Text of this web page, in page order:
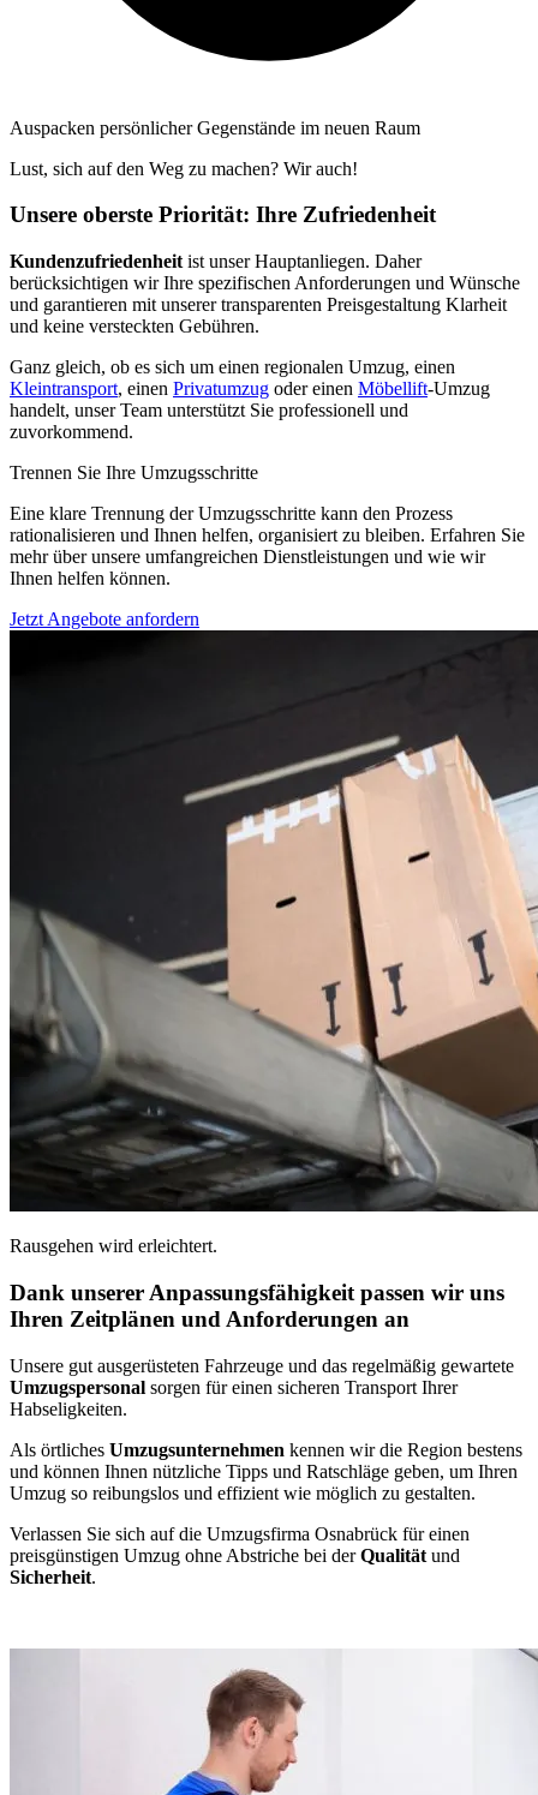
Auspacken persönlicher Gegenstände im neuen Raum
Lust, sich auf den Weg zu machen? Wir auch!
Unsere oberste Priorität: Ihre Zufriedenheit
Kundenzufriedenheit ist unser Hauptanliegen. Daher
berücksichtigen wir Ihre spezifischen Anforderungen und Wünsche
und garantieren mit unserer transparenten Preisgestaltung Klarheit
und keine versteckten Gebühren.
Ganz gleich, ob es sich um einen regionalen Umzug, einen
Kleintransport, einen Privatumzug oder einen Möbellift-Umzug
handelt, unser Team unterstützt Sie professionell und
zuvorkommend.
Trennen Sie Ihre Umzugsschritte
Eine klare Trennung der Umzugsschritte kann den Prozess
rationalisieren und Ihnen helfen, organisiert zu bleiben. Erfahren Sie
mehr über unsere umfangreichen Dienstleistungen und wie wir
Ihnen helfen können.
Jetzt Angebote anfordern
Rausgehen wird erleichtert.
Dank unserer Anpassungsfähigkeit passen wir uns
Ihren Zeitplänen und Anforderungen an
Unsere gut ausgerüsteten Fahrzeuge und das regelmäßig gewartete
Umzugspersonal sorgen für einen sicheren Transport Ihrer
Habseligkeiten.
Als örtliches Umzugsunternehmen kennen wir die Region bestens
und können Ihnen nützliche Tipps und Ratschläge geben, um Ihren
Umzug so reibungslos und effizient wie möglich zu gestalten.
Verlassen Sie sich auf die Umzugsfirma Osnabrück für einen
preisgünstigen Umzug ohne Abstriche bei derQualität und
Sicherheit.